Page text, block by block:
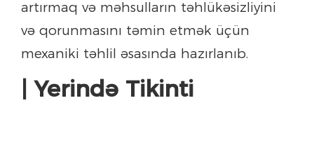
artırmaq və məhsulların təhlükəsizliyini
və qorunmasını təmin etmək üçün
mexaniki təhlil əsasında hazırlanıb.
| Yerində Tikinti